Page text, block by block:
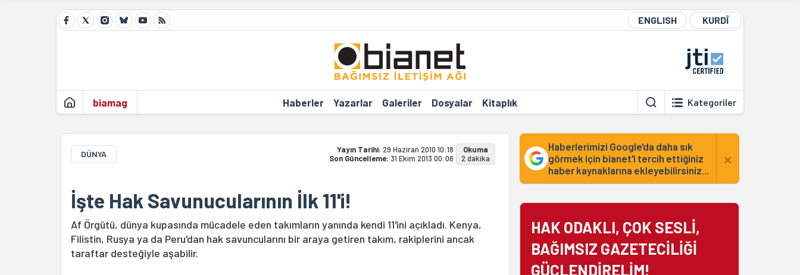
ENGLISH KURDÎ
biamag Haberler Yazarlar Galeriler Dosyalar Kitaplık Kategoriler
DÜNYA Yayın Tarihi: 29 Haziran 2010 10:18
Son Güncelleme: 31 Ekim 2013 00:06
Okuma
2 dakika
İşte Hak Savunucularının İlk 11'i!
Af Örgütü, dünya kupasında mücadele eden takımların yanında kendi 11'ini açıkladı. Kenya,
Filistin, Rusya ya da Peru'dan hak savuncularını bir araya getiren takım, rakiplerini ancak
taraftar desteğiyle aşabilir.
Haberlerimizi Google'da daha sık
görmek için bianet'i tercih ettiğiniz
haber kaynaklarına ekleyebilirsiniz...
×
HAK ODAKLI, ÇOK SESLİ,
BAĞIMSIZ GAZETECİLİĞİ
GÜÇLENDİRELİM!